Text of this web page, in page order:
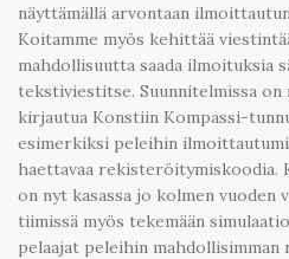
näyttämällä arvontaan
Koitamme myös kehittää
mahdollisuutta saada ilmoituksia
tekstiviestitse. Suunnitelmissa on
kirjautua Konstiin Kompassi-
esimerkiksi peleihin
haettavaa rekisteröitymiskoodia.
on nyt kasassa jo kolmen vuoden
tiimissä myös tekemään
pelaajat peleihin mahdollisimman